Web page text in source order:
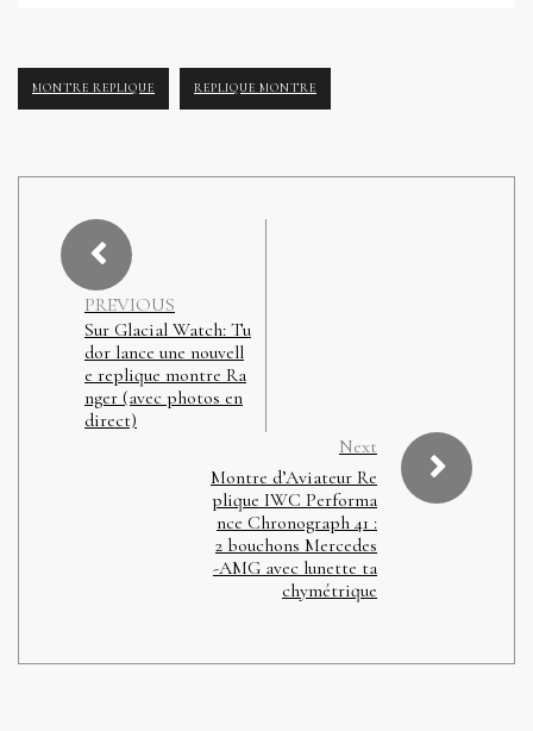
MONTRE REPLIQUE REPLIQUE MONTRE
PREVIOUS
Sur Glacial Watch: Tu
dor lance une nouvell
e replique montre Ra
nger (avec photos en
direct)
Next
Montre d’Aviateur Re
plique IWC Performa
nce Chronograph 41 :
2 bouchons Mercedes
-AMG avec lunette ta
chymétrique